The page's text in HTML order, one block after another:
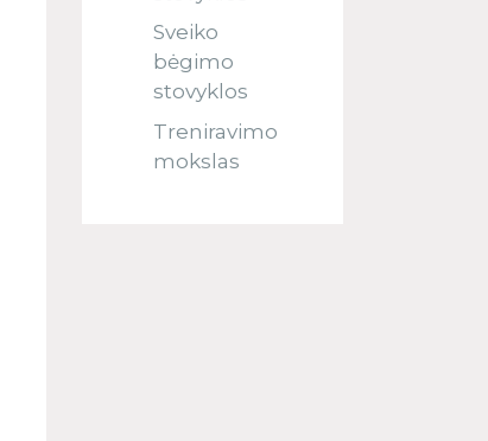
Sveiko
bėgimo
stovyklos
Treniravimo
mokslas